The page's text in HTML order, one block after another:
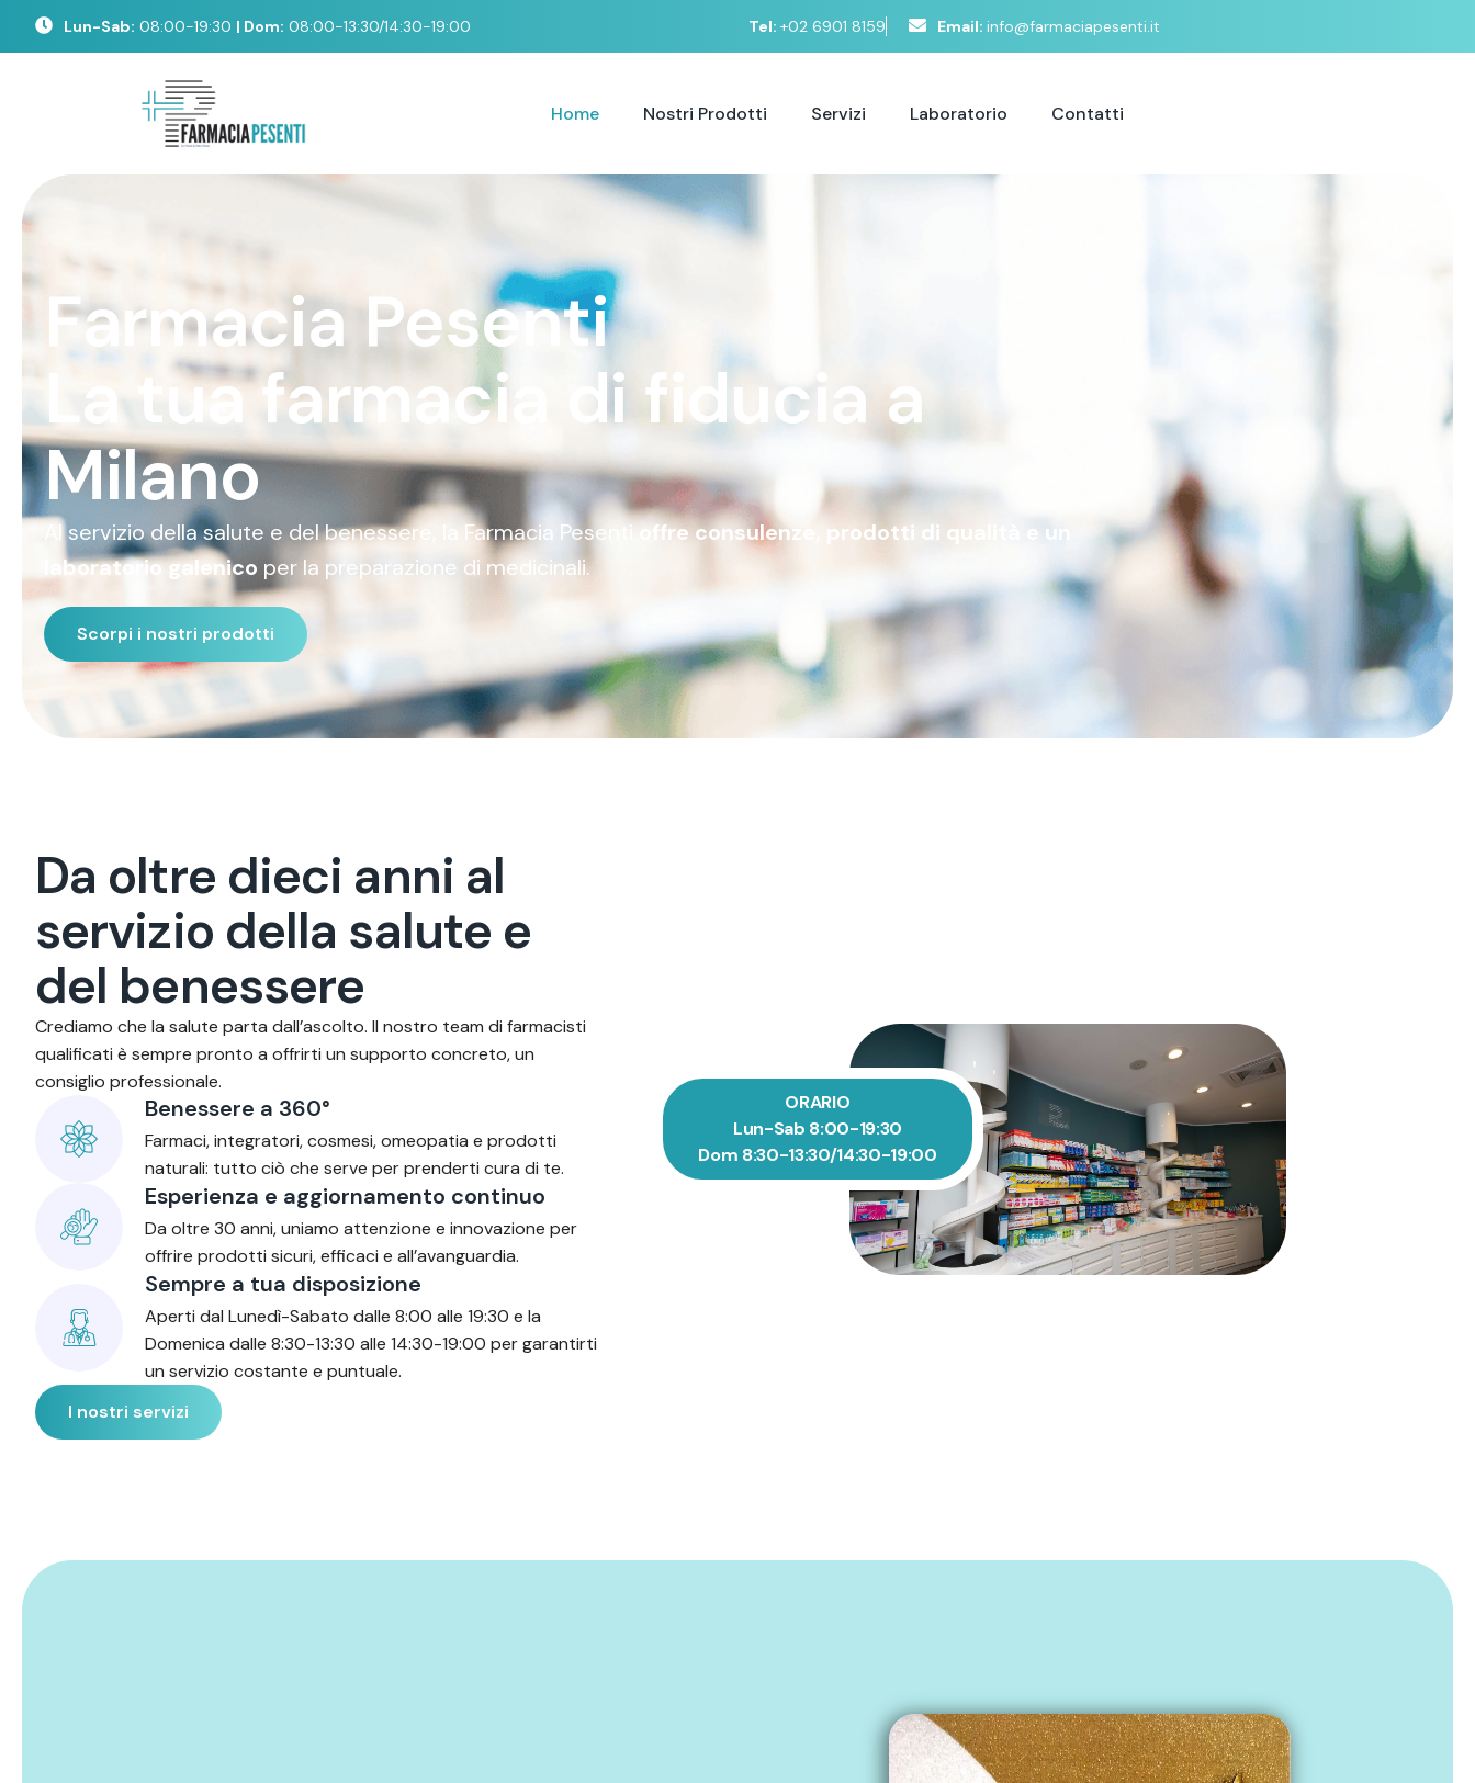
Lun-Sab: 08:00-19:30 | Dom: 08:00-13:30/14:30-19:00 Tel: +02 6901 8159 Email: info@farmaciapesenti.it
Home Nostri Prodotti Servizi Laboratorio Contatti
FarmaciaPesenti
L
uafarmaci di fiduci a a
Milano
Al servizio della salute e del benessere, la Farmacia Pesentioffre consulenze, prodotti di qualità e un
laboratorio galenicoper la preparazione di medicinali.
Scorpi i nostri prodotti
Da oltre dieci anni al
servizio della salute e
del benessere
Crediamo che la salute parta dall’ascolto. Il nostro team di farmacisti
qualificati è sempre pronto a offrirti un supporto concreto, un
consiglio professionale.
Benessere a 360°
Farmaci, integratori, cosmesi, omeopatia e prodotti
naturali: tutto ciò che serve per prenderti cura di te.
Esperienza e aggiornamento continuo
Da oltre 30 anni, uniamo attenzione e innovazione per
offrire prodotti sicuri, efficaci e all’avanguardia.
Sempre a tua disposizione
Aperti dal Lunedì-Sabato dalle 8:00 alle 19:30 e la
Domenica dalle 8:30-13:30 alle 14:30-19:00 per garantirti
un servizio costante e puntuale.
I nostri servizi
ORARIO
Lun-Sab 8:00-19:30
Dom 8:30-13:30/14:30-19:00